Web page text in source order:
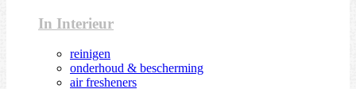
In Interieur
reinigen
onderhoud & bescherming
air fresheners